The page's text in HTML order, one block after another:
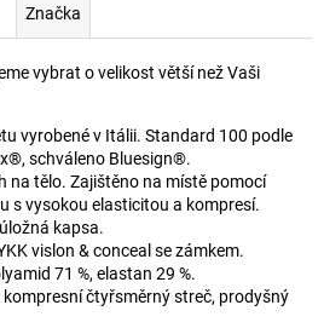
Značka
vybrat o velikost větší než Vaši
vyrobené v Itálii. Standard 100 podle
schváleno Bluesign®.
na tělo. Zajištěno na místě pomocí
s vysokou elasticitou a kompresí.
kapsa.
vislon & conceal se zámkem.
71 %, elastan 29 %.
čtyřsměrný streč, prodyšný